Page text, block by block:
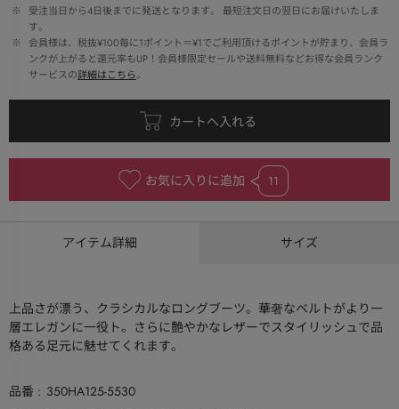
※
受注当日から4日後までに発送となります。 最短注文日の翌日にお届けいたしま
す。
※
会員様は、税抜¥100毎に1ポイント＝¥1でご利用頂けるポイントが貯まり、会員ラ
ンクが上がると還元率もUP！会員様限定セールや送料無料などお得な会員ランク
サービスの詳細はこちら。
お気に入りに追加 11
アイテム詳細 サイズ
上品さが漂う、クラシカルなロングブーツ。華奢なベルトがより一
層エレガンに一役ト。さらに艶やかなレザーでスタイリッシュで品
格ある足元に魅せてくれます。
品番
350HA125-5530